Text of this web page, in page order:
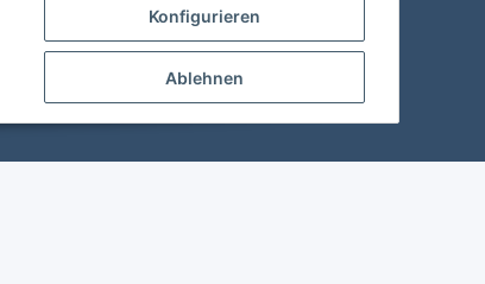
Konfigurieren
Ablehnen